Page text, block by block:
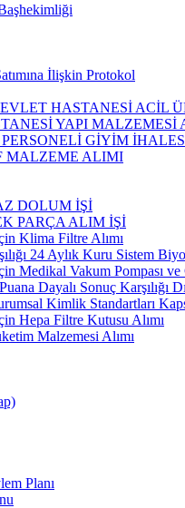
İlişkin Protokol
HASTANESİ ACİL
YAPI MALZEMESİ
GİYİM
MALZEME ALIMI
DOLUM İŞİ
PARÇA ALIM İŞİ
Klima Filtre Alımı
24 Aylık Kuru Sistem
Medikal Vakum Pompası
Dayalı Sonuç Karşılığı
Kimlik Standartları
Hepa Filtre Kutusu Alımı
Malzemesi Alımı
Planı